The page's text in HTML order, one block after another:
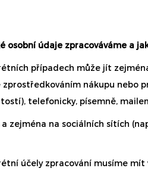
osobní údaje zpracováváme a
případech může jít
nákupu
telefonicky, písemně,
na sociálních sítích
účely zpracování musíme